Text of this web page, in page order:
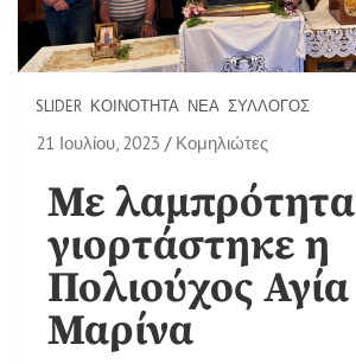
SLIDER ΚΟΙΝΌΤΗΤΑ ΝΈΑ ΣΎΛΛΟΓΟΣ
21 Ιουλίου, 2023 Κομηλιώτες
Με λαμπρότητα
γιορτάστηκε η
Πολιούχος Αγία
Μαρίνα